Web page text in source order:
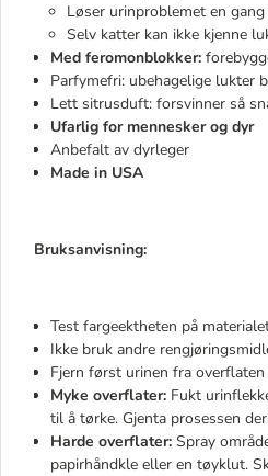
Løser urinproblemet en
Selv katter kan ikke kjenne
Med feromonblokker:
Parfymefri: ubehagelige lukter
Lett sitrusduft: forsvinner så
Ufarlig for mennesker og dyr
Anbefalt av dyrleger
Made in USA
Bruksanvisning:
Test fargeektheten på
Ikke bruk andre
Fjern først urinen fra
Myke overflater: Fukt
til å tørke. Gjenta prosessen
Harde overflater: Spray
papirhåndkle eller en tøyklut.